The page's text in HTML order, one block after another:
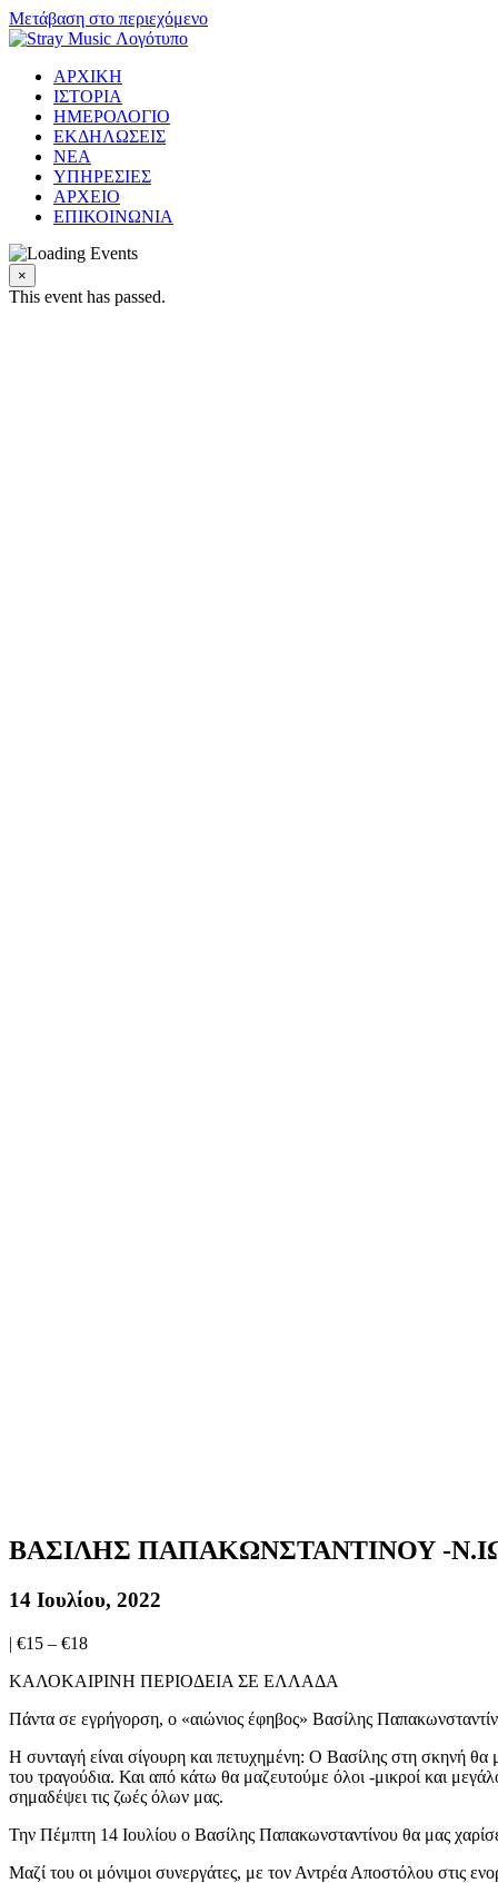
Μετάβαση στο περιεχόμενο
ΑΡΧΙΚΗ
ΙΣΤΟΡΙΑ
ΗΜΕΡΟΛΟΓΙΟ
ΕΚΔΗΛΩΣΕΙΣ
ΝΕΑ
ΥΠΗΡΕΣΙΕΣ
ΑΡΧΕΙΟ
ΕΠΙΚΟΙΝΩΝΙΑ
×
This event has passed.
ΒΑΣΙΛΗΣ ΠΑΠΑΚΩΝΣΤΑΝΤΙΝΟΥ -
14 Ιουλίου, 2022
| €15 – €18
ΚΑΛΟΚΑΙΡΙΝΗ ΠΕΡΙΟΔΕΙΑ ΣΕ ΕΛΛΑΔΑ
Πάντα σε εγρήγορση, ο «αιώνιος έφηβος» Βασίλης
Η συνταγή είναι σίγουρη και πετυχημένη: Ο Βασίλης στη σκηνή θα
του τραγούδια. Και από κάτω θα μαζευτούμε όλοι -μικροί και
σημαδέψει τις ζωές όλων μας.
Την Πέμπτη 14 Ιουλίου ο Βασίλης Παπακωνσταντίνου θα μας
Μαζί του οι μόνιμοι συνεργάτες, με τον Αντρέα Αποστόλου στις